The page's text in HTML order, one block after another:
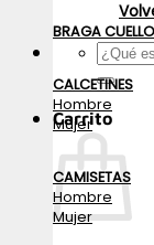
Buscar
por:
Carrito
BRAGA
CALCETINES
Hombre
Mujer
CAMISETAS
Hombre
Mujer